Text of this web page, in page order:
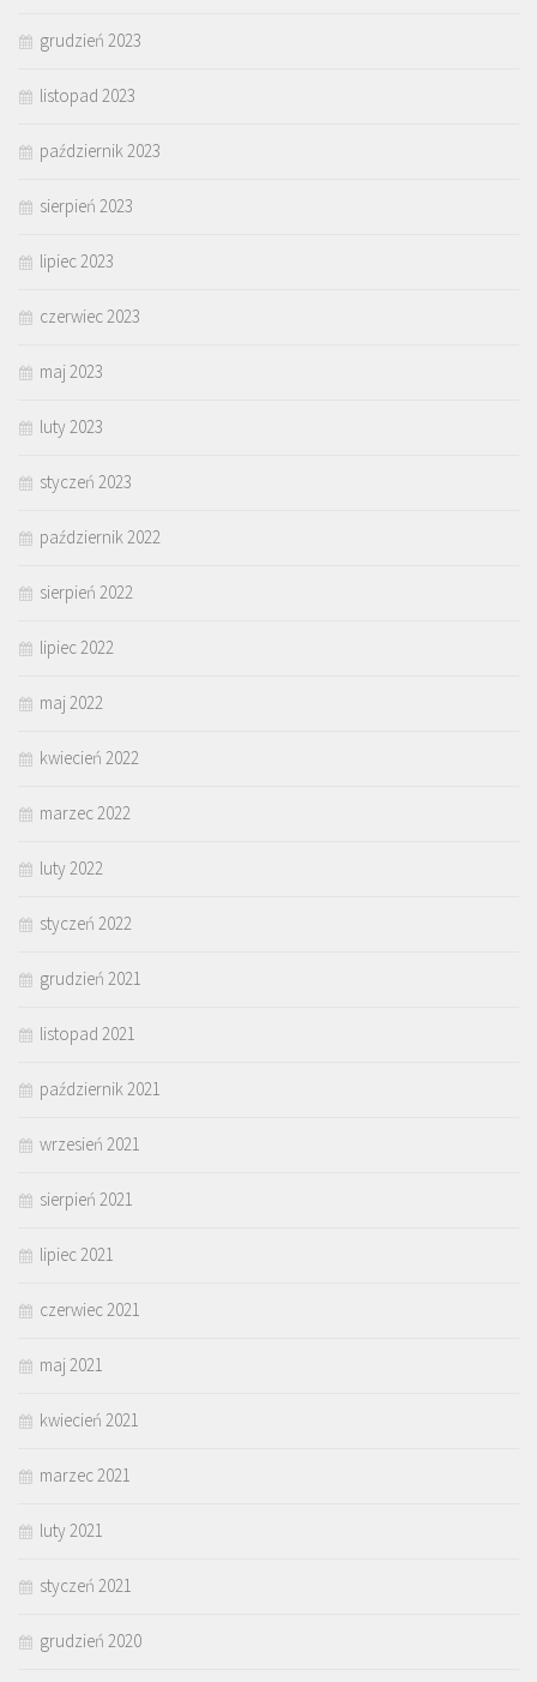
grudzień 2023
listopad 2023
październik 2023
sierpień 2023
lipiec 2023
czerwiec 2023
maj 2023
luty 2023
styczeń 2023
październik 2022
sierpień 2022
lipiec 2022
maj 2022
kwiecień 2022
marzec 2022
luty 2022
styczeń 2022
grudzień 2021
listopad 2021
październik 2021
wrzesień 2021
sierpień 2021
lipiec 2021
czerwiec 2021
maj 2021
kwiecień 2021
marzec 2021
luty 2021
styczeń 2021
grudzień 2020